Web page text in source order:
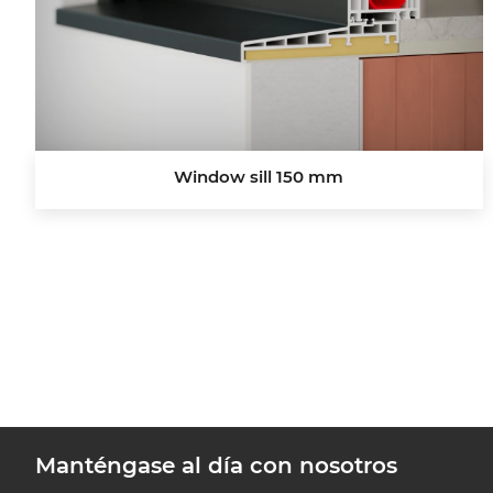
Window sill 150 mm
Manténgase al día con nosotros